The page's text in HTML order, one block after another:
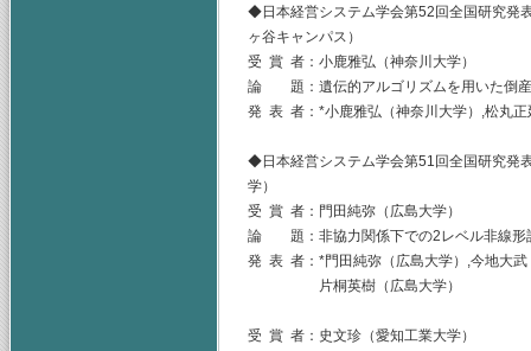
◆日本経営システム学会第52回全国研究発
ヶ谷キャンパス）
受 賞 者：小鹿雅弘（神奈川大学）
論 題：遺伝的アルゴリズムを用いた倒
発 表 者：*小鹿雅弘（神奈川大学）,松丸正
◆日本経営システム学会第51回全国研究発
学）
受 賞 者：門田純弥（広島大学）
論 題：非協力関係下での2レベル非線形
発 表 者：*門田純弥（広島大学）,今地大
片桐英樹（広島大学）
受 賞 者：史文珍（愛知工業大学）